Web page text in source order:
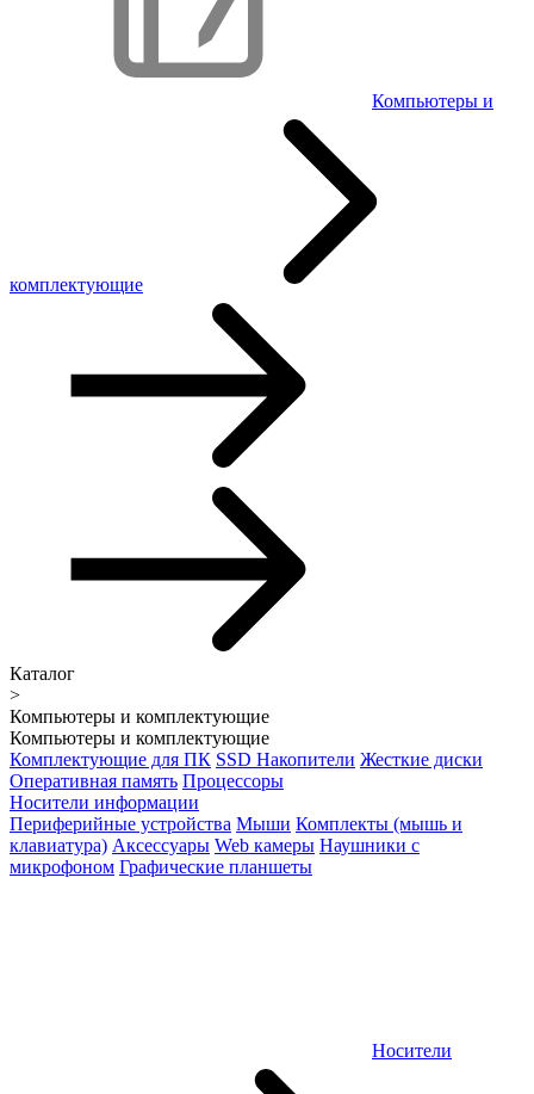
Компьютеры и
комплектующие
Каталог
>
Компьютеры и комплектующие
Компьютеры и комплектующие
Комплектующие для ПК SSD Накопители Жесткие диски
Оперативная память Процессоры
Носители информации
Периферийные устройства Мыши Комплекты (мышь и
клавиатура) Аксессуары Web камеры Наушники с
микрофоном Графические планшеты
Носители